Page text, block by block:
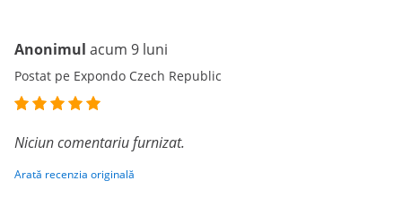
Anonimul acum 9 luni
Postat pe Expondo Czech Republic
Niciun comentariu furnizat.
Arată recenzia originală